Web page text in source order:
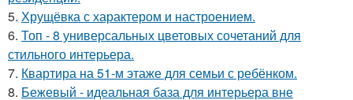
5. Хрущёвка с характером и настроением.
6. Топ - 8 универсальных цветовых сочетаний для
стильного интерьера.
7. Квартира на 51-м этаже для семьи с ребёнком.
8. Бежевый - идеальная база для интерьера вне